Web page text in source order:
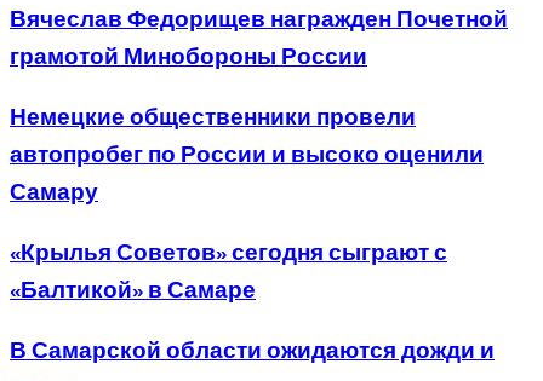
Вячеслав Федорищев награжден Почетной
грамотой Минобороны России
Немецкие общественники провели
автопробег по России и высоко оценили
Самару
«Крылья Советов» сегодня сыграют с
«Балтикой» в Самаре
В Самарской области ожидаются дожди и